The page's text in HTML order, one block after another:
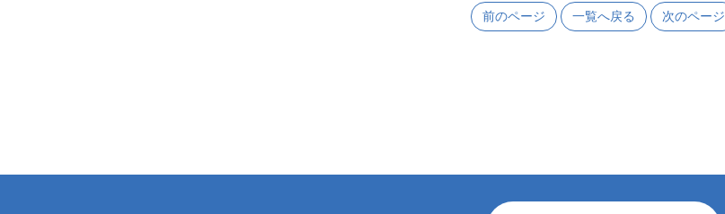
前のページ 一覧へ戻る 次のページ